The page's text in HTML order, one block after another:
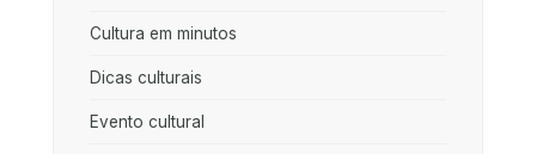
Cultura em minutos
Dicas culturais
Evento cultural